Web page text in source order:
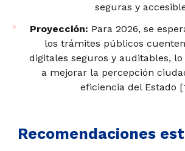
seguras y
Proyección: Para 2026, se
los trámites públicos
digitales seguros y auditables,
a mejorar la percepción
eficiencia del Estado
Recomendaciones